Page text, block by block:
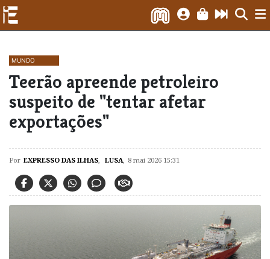
MUNDO
Teerão apreende petroleiro
suspeito de "tentar afetar
exportações"
Por EXPRESSO DAS ILHAS, LUSA, 8 mai 2026 15:31